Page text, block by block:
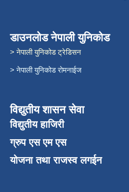
डाउनलोड नेपाली युनिकोड
> नेपाली युनिकोड ट्रेडिसन
> नेपाली युनिकोड रोमनाईज
विद्युतीय शासन सेवा
विद्युतीय हाजिरी
ग्रुप एस एम एस
योजना तथा राजस्व लगईन